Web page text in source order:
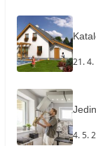
21.
4. 5.